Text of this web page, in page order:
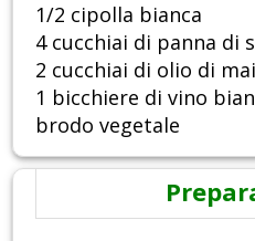
1/2 cipolla bianca
4 cucchiai di panna di
2 cucchiai di olio di
1 bicchiere di vino
brodo vegetale